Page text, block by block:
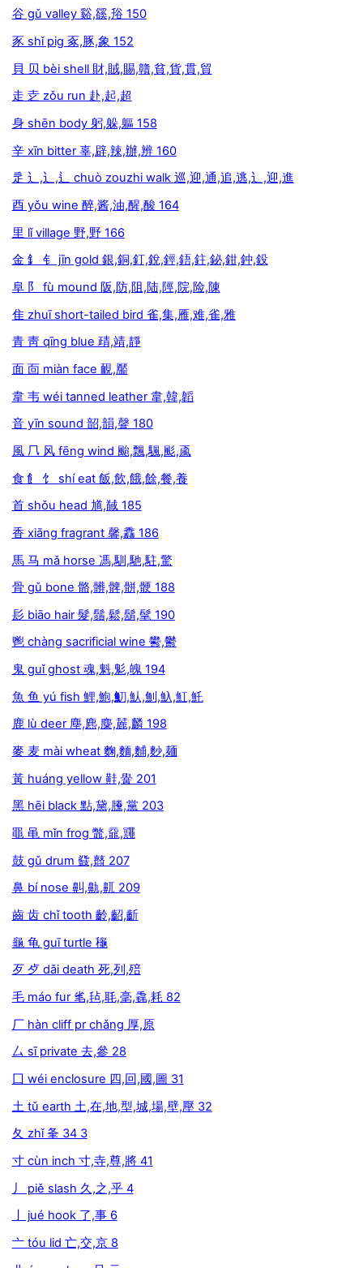
谷 gǔ valley 谿,豀,谸 150
豕 shǐ pig 豖,豚,象 152
貝 贝 bèi shell 財,賊,賜,贛,貧,貨,貫,貿
走 赱 zǒu run 赴,起,超
身 shēn body 躬,躲,軀 158
辛 xīn bitter 辜,辟,辣,辦,辨 160
辵 辶,⻌,⻍ chuò zouzhi walk 巡,迎,通,追,逃,辶,迎,進
酉 yǒu wine 醉,酱,油,醒,酸 164
里 lǐ village 野,野 166
金 釒 钅 jīn gold 銀,銅,釘,銳,鋞,鋙,鉒,鉍,鉗,鈡,鈠
阜 阝 fù mound 阪,防,阻,陆,陘,院,险,陳
隹 zhuī short-tailed bird 雀,集,雁,难,雀,雅
青 靑 qīng blue 靕,靖,靜
面 靣 miàn face 靦,靨
韋 韦 wéi tanned leather 韋,韓,韜
音 yīn sound 韶,韻,韾 180
風 𠘨 风 fēng wind 颱,飄,颿,颩,颪
食 飠 饣 shí eat 飯,飲,餓,餘,餐,養
首 shǒu head 馗,馘 185
香 xiāng fragrant 馨,馫 186
馬 马 mǎ horse 馮,馴,馳,駐,驚
骨 gǔ bone 骼,髒,髀,骿,骾 188
髟 biāo hair 髮,鬚,鬆,鬍,髦 190
鬯 chàng sacrificial wine 鬰,鬱
鬼 guǐ ghost 魂,魁,鬽,魄 194
魚 鱼 yú fish 鯉,鮑,魛,魜,魝,魞,魟,魠
鹿 lù deer 塵,麃,麋,麉,麟 198
麥 麦 mài wheat 麴,麵,麱,麨,麺
黃 huáng yellow 黊,黌 201
黑 hēi black 點,黛,黱,黨 203
黽 黾 mǐn frog 鼈,黿,鼆
鼓 gǔ drum 鼗,鼘 207
鼻 bí nose 鼼,鼽,鼿 209
齒 齿 chǐ tooth 齡,齠,齗
龜 龟 guī turtle 龝
歹 歺 dǎi death 死,列,殕
毛 máo fur 毟,毡,毦,毫,毳,耗 82
厂 hàn cliff pr chǎng 厚,原
厶 sī private 去,參 28
囗 wéi enclosure 四,回,國,圖 31
土 tǔ earth 土,在,地,型,城,場,壁,壓 32
夂 zhǐ 夆 34 3
寸 cùn inch 寸,寺,尊,將 41
丿 piě slash 久,之,乎 4
亅 jué hook 了,事 6
亠 tóu lid 亡,交,京 8